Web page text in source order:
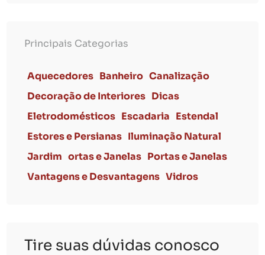
Principais Categorias
Aquecedores Banheiro Canalização
Decoração de Interiores Dicas
Eletrodomésticos Escadaria Estendal
Estores e Persianas Iluminação Natural
Jardim ortas e Janelas Portas e Janelas
Vantagens e Desvantagens Vidros
Tire suas dúvidas conosco